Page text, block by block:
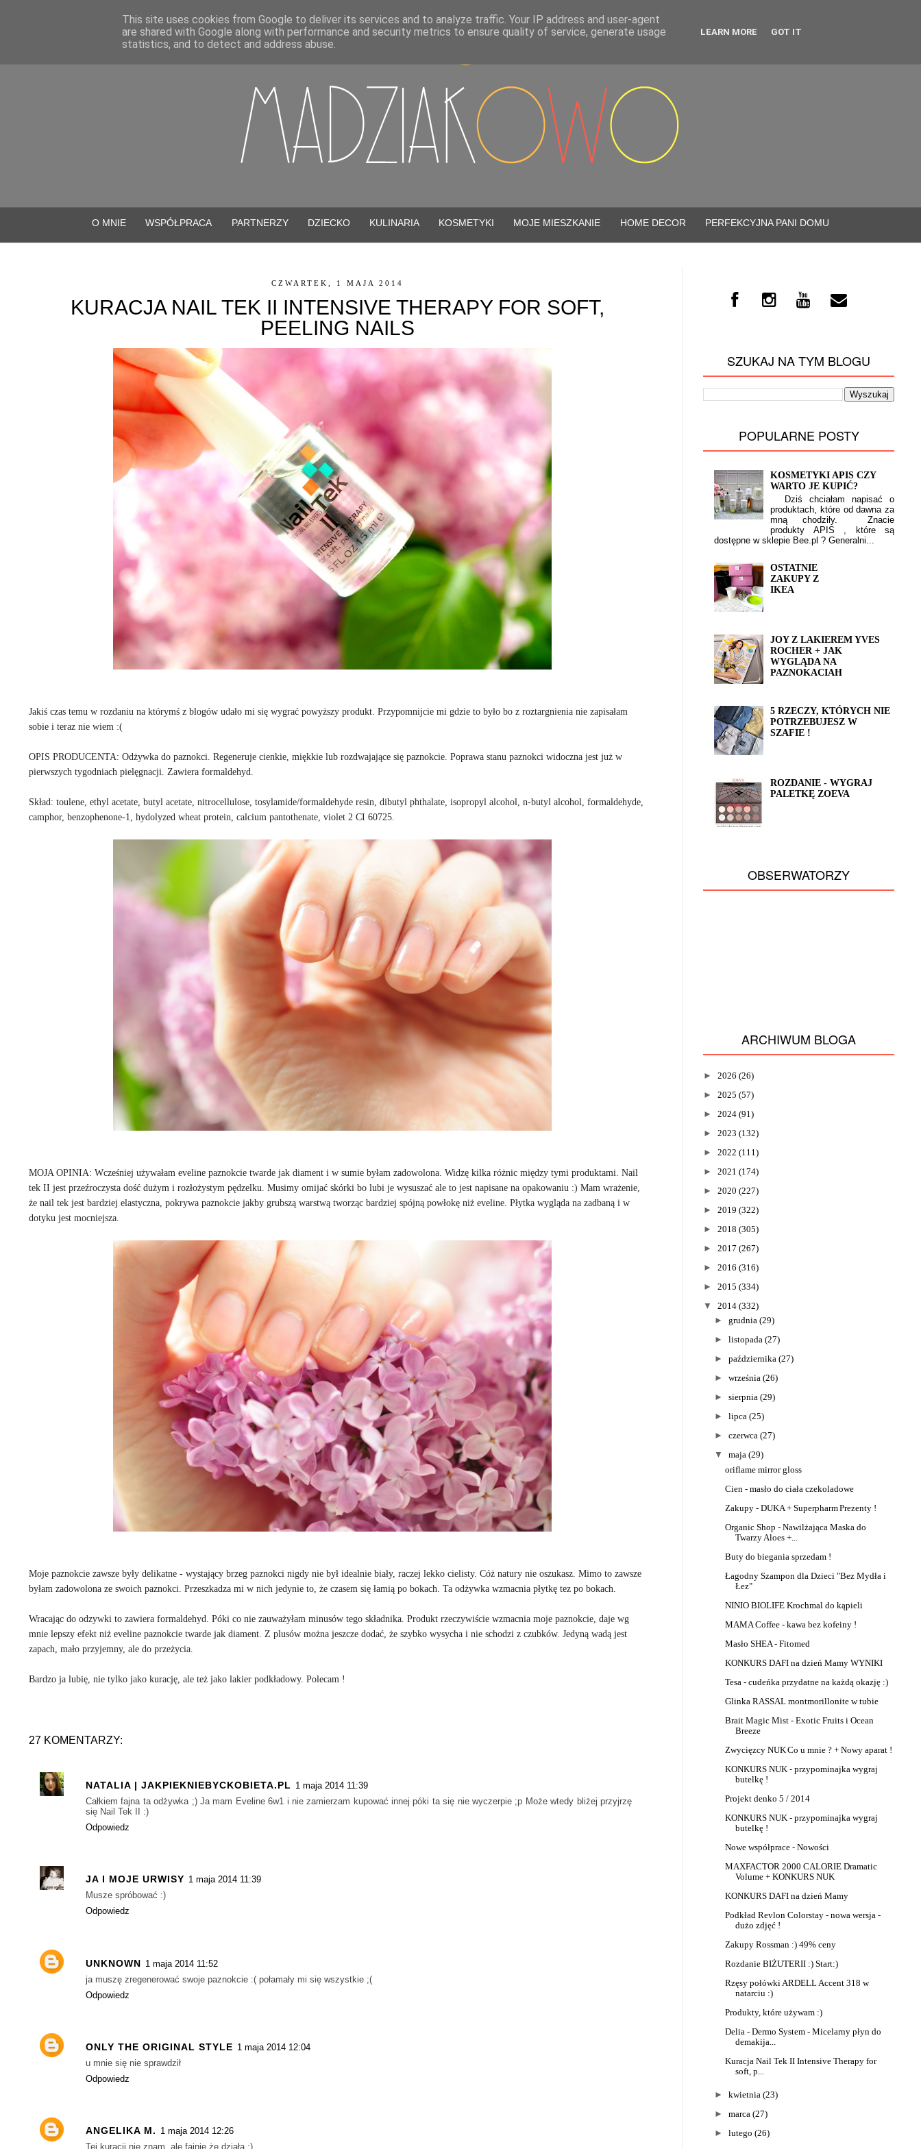
O MNIE WSPÓŁPRACA PARTNERZY DZIECKO KULINARIA KOSMETYKI MOJE MIESZKANIE HOME DECOR PERFEKCYJNA PANI DOMU
CZWARTEK, 1 MAJA 2014
KURACJA NAIL TEK II INTENSIVE THERAPY FOR SOFT,
PEELING NAILS
Jakiś czas temu w rozdaniu na którymś z blogów udało mi się wygrać powyższy produkt. Przypomnijcie mi gdzie to było bo z roztargnienia nie zapisałam
sobie i teraz nie wiem :(
OPIS PRODUCENTA: Odżywka do paznokci. Regeneruje cienkie, miękkie lub rozdwajające się paznokcie. Poprawa stanu paznokci widoczna jest już w
pierwszych tygodniach pielęgnacji. Zawiera formaldehyd.
Skład: toulene, ethyl acetate, butyl acetate, nitrocellulose, tosylamide/formaldehyde resin, dibutyl phthalate, isopropyl alcohol, n-butyl alcohol, formaldehyde,
camphor, benzophenone-1, hydolyzed wheat protein, calcium pantothenate, violet 2 CI 60725.
MOJA OPINIA: Wcześniej używałam eveline paznokcie twarde jak diament i w sumie byłam zadowolona. Widzę kilka różnic między tymi produktami. Nail
tek II jest przeźroczysta dość dużym i rozłożystym pędzelku. Musimy omijać skórki bo lubi je wysuszać ale to jest napisane na opakowaniu :) Mam wrażenie,
że nail tek jest bardziej elastyczna, pokrywa paznokcie jakby grubszą warstwą tworząc bardziej spójną powłokę niż eveline. Płytka wygląda na zadbaną i w
dotyku jest mocniejsza.
Moje paznokcie zawsze były delikatne - wystający brzeg paznokci nigdy nie był idealnie biały, raczej lekko cielisty. Cóż natury nie oszukasz. Mimo to zawsze
byłam zadowolona ze swoich paznokci. Przeszkadza mi w nich jedynie to, że czasem się łamią po bokach. Ta odżywka wzmacnia płytkę tez po bokach.
Wracając do odzywki to zawiera formaldehyd. Póki co nie zauważyłam minusów tego składnika. Produkt rzeczywiście wzmacnia moje paznokcie, daje wg
mnie lepszy efekt niż eveline paznokcie twarde jak diament. Z plusów można jeszcze dodać, że szybko wysycha i nie schodzi z czubków. Jedyną wadą jest
zapach, mało przyjemny, ale do przeżycia.
Bardzo ja lubię, nie tylko jako kurację, ale też jako lakier podkładowy. Polecam !
27 KOMENTARZY:
NATALIA | JAKPIEKNIEBYCKOBIETA.PL 1 maja 2014 11:39
Całkiem fajna ta odżywka ;) Ja mam Eveline 6w1 i nie zamierzam kupować innej póki ta się nie wyczerpie ;p Może wtedy bliżej przyjrzę
się Nail Tek II :)
Odpowiedz
JA I MOJE URWISY 1 maja 2014 11:39
Musze spróbować :)
Odpowiedz
UNKNOWN 1 maja 2014 11:52
ja muszę zregenerować swoje paznokcie :( połamały mi się wszystkie ;(
Odpowiedz
ONLY THE ORIGINAL STYLE 1 maja 2014 12:04
u mnie się nie sprawdził
Odpowiedz
ANGELIKA M. 1 maja 2014 12:26
Tej kuracji nie znam, ale fajnie że działa :)
SZUKAJ NA TYM BLOGU
POPULARNE POSTY
KOSMETYKI APIS CZY
WARTO JE KUPIĆ?
Dziś chciałam napisać o
produktach, które od dawna za
mną chodziły. Znacie
produkty APIS , które są
dostępne w sklepie Bee.pl ? Generalni...
OSTATNIE
ZAKUPY Z
IKEA
JOY Z LAKIEREM YVES
ROCHER + JAK
WYGLĄDA NA
PAZNOKACIAH
5 RZECZY, KTÓRYCH NIE
POTRZEBUJESZ W
SZAFIE !
ROZDANIE - WYGRAJ
PALETKĘ ZOEVA
OBSERWATORZY
ARCHIWUM BLOGA
► 2026 (26)
► 2025 (57)
► 2024 (91)
► 2023 (132)
► 2022 (111)
► 2021 (174)
► 2020 (227)
► 2019 (322)
► 2018 (305)
► 2017 (267)
► 2016 (316)
► 2015 (334)
▼
2014 (332)
► grudnia (29)
► listopada (27)
► października (27)
► września (26)
► sierpnia (29)
► lipca (25)
► czerwca (27)
▼
maja (29)
oriflame mirror gloss
Cien - masło do ciała czekoladowe
Zakupy - DUKA + SuperpharmPrezenty !
Organic Shop - Nawilżająca Maska do
Twarzy Aloes +...
Buty do biegania sprzedam !
Łagodny Szampon dla Dzieci "Bez Mydła i
Łez"
NINIO BIOLIFE Krochmal do kąpieli
MAMA Coffee - kawa bez kofeiny !
Masło SHEA - Fitomed
KONKURS DAFI na dzień Mamy WYNIKI
Tesa - cudeńka przydatne na każdą okazję :)
Glinka RASSAL montmorillonite w tubie
Brait Magic Mist - Exotic Fruits i Ocean
Breeze
Zwycięzcy NUKCo u mnie ? + Nowy aparat !
KONKURS NUK - przypominajka wygraj
butelkę !
Projekt denko 5 / 2014
KONKURS NUK - przypominajka wygraj
butelkę !
Nowe współprace - Nowości
MAXFACTOR 2000 CALORIE Dramatic
Volume + KONKURS NUK
KONKURS DAFI na dzień Mamy
Podkład Revlon Colorstay - nowa wersja -
dużo zdjęć !
Zakupy Rossman :) 49% ceny
Rozdanie BIŻUTERII :) Start:)
Rzęsy połówki ARDELL Accent 318 w
natarciu :)
Produkty, które używam :)
Delia - Dermo System - Micelarny płyn do
demakija...
Kuracja Nail Tek II Intensive Therapy for
soft, p...
► kwietnia (23)
► marca (27)
► lutego (26)
This site uses cookies from Google to deliver its services and to analyze traffic. Your IP address and user-agent
are shared with Google along with performance and security metrics to ensure quality of service, generate usage
statistics, and to detect and address abuse.
LEARN MORE GOT IT